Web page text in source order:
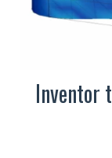
Inventor